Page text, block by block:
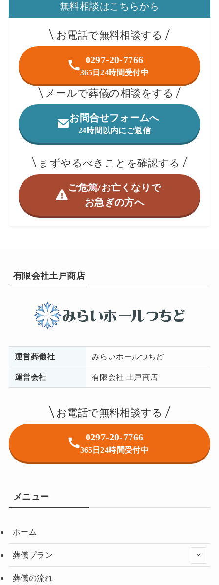
無料相談はこちらから
お電話で無料相談する
0297-20-7766
365日24時間受付中
メールで葬儀の相談をする
お問合せフォームへ
24時間以内にご返信
まずやるべきことを確認する
ご危篤/お亡くなりで
お急ぎの方へ
有限会社土戸商店
運営葬儀社 みらいホールつちど
運営会社 有限会社 土戸商店
お電話で無料相談する
0297-20-7766
365日24時間受付中
メニュー
ホーム
葬儀プラン
葬儀の流れ